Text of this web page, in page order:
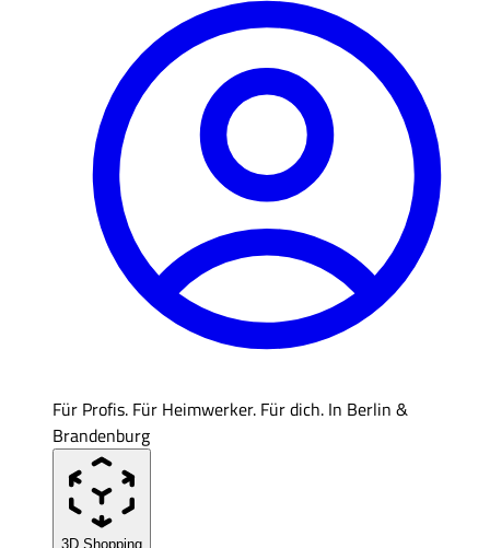
Für Profis. Für Heimwerker. Für dich. In Berlin &
Brandenburg
3D Shopping